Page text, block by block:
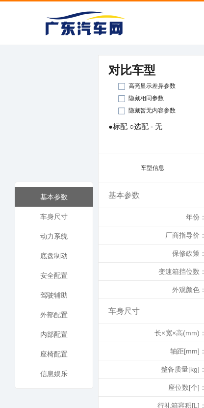
对比车型
高亮显示差异参数
隐藏相同参数
隐藏暂无内容参数
●标配 ○选配 - 无
车型信息
基本参数
年份：
厂商指导价：
保修政策：
变速箱挡位数：
外观颜色：
车身尺寸
长×宽×高(mm)：
轴距[mm]：
整备质量[kg]：
座位数[个]：
行礼箱容积[L]：
基本参数
车身尺寸
动力系统
底盘制动
安全配置
驾驶辅助
外部配置
内部配置
座椅配置
信息娱乐